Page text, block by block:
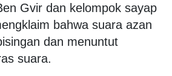
Gvir dan kelompok sayap
bahwa suara azan
dan menuntut
suara.